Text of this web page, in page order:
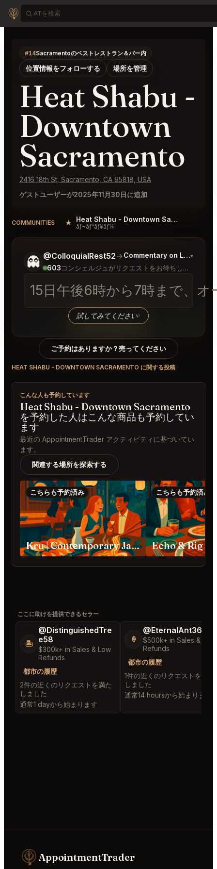
#14Sacramentoのベストレストラン＆バー内
位置情報をフォローする 場所を管理
Heat Shabu -
Downtown
Sacramento
2416 18th St, Sacramento, CA 95818, USA
ゲストユーザーが2025年11月30日に追加
COMMUNITIES ★ Heat Shabu - Downtown Sacramento Reviews
ãƒ¬ãƒ“ãƒ¥ãƒ¼
👻 @ColloquialRest52→Commentary on Latest Bids
▾
603 コンシェルジュがリクエストをお待ちしています
15日午後6時から7時まで、
試してみてください↑
ご希望についてもう少し詳しく教えてください。
ご予約はありますか？売ってください
HEAT SHABU - DOWNTOWN SACRAMENTO に関する投稿
こんな人も予約しています
Heat Shabu - Downtown Sacramento
を予約した人はこんな商品も予約してい
ます
最近の AppointmentTrader アクティビティに基づいてい
ます。
関連する場所を探索する
こちらも予約済み
Kru | Contemporary Japanese Cuisine Sacramento
こちらも予約済み
Echo & Rig
ここに助けを提供できるセラー
🏝️
@DistinguishedTre
e58
$300k+ in Sales & Low
Refunds
都市の履歴
2件の近くのリクエストを満た
しました
通常1 dayから始まります
🍦
@EternalAnt36
$500k+ in Sales & Low
Refunds
都市の履歴
1件の近くのリクエストを満た
しました
通常14 hoursから始まります
AppointmentTrader